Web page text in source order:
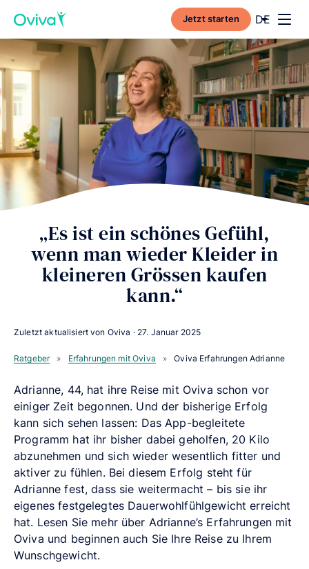
Jetzt starten Current
DE
„Es ist ein schönes Gefühl,
wenn man wieder Kleider in
kleineren Grössen kaufen
kann.“
Zuletzt aktualisiert von Oviva · 27. Januar 2025
Ratgeber » Erfahrungen mit Oviva » Oviva Erfahrungen Adrianne
Adrianne, 44, hat ihre Reise mit Oviva schon vor
einiger Zeit begonnen. Und der bisherige Erfolg
kann sich sehen lassen: Das App-begleitete
Programm hat ihr bisher dabei geholfen, 20 Kilo
abzunehmen und sich wieder wesentlich fitter und
aktiver zu fühlen. Bei diesem Erfolg steht für
Adrianne fest, dass sie weitermacht – bis sie ihr
eigenes festgelegtes Dauerwohlfühlgewicht erreicht
hat. Lesen Sie mehr über Adrianne’s Erfahrungen mit
Oviva und beginnen auch Sie Ihre Reise zu Ihrem
Wunschgewicht.